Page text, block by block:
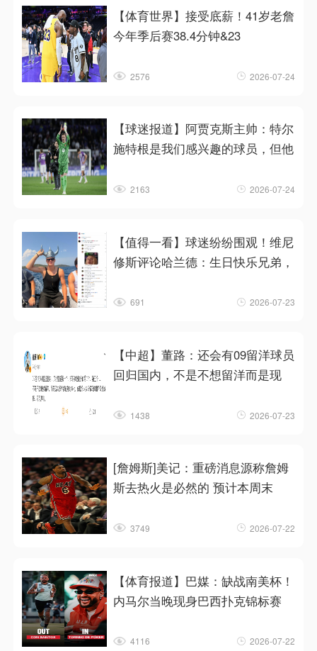
【体育世界】接受底薪！41岁老詹
今年季后赛38.4分钟&23
2576 2026-07-24
【球迷报道】阿贾克斯主帅：特尔
施特根是我们感兴趣的球员，但他
2163 2026-07-24
【值得一看】球迷纷纷围观！维尼
修斯评论哈兰德：生日快乐兄弟，
691 2026-07-23
【中超】董路：还会有09留洋球员
回归国内，不是不想留洋而是现
1438 2026-07-23
[詹姆斯]美记：重磅消息源称詹姆
斯去热火是必然的 预计本周末
3749 2026-07-22
【体育报道】巴媒：缺战南美杯！
内马尔当晚现身巴西扑克锦标赛
4116 2026-07-22